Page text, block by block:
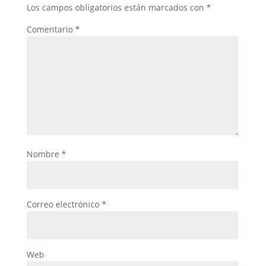
Los campos obligatorios están marcados con *
Comentario *
Nombre *
Correo electrónico *
Web